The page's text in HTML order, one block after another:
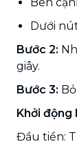
Dưới
Bước 2:
giây.
Bước 3:
Khởi động
Đầu tiền: